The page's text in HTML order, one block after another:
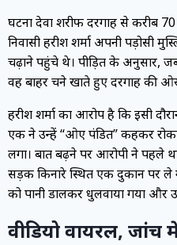
घटना देवा शरीफ दरगाह से करीब 70
निवासी हरीश शर्मा अपनी पड़ोसी
चढ़ाने पहुंचे थे। पीड़ित के अनुसार,
वह बाहर चने खाते हुए दरगाह की
हरीश शर्मा का आरोप है कि इसी
एक ने उन्हें “ओए पंडित” कहकर
लगा। बात बढ़ने पर आरोपी ने
सड़क किनारे स्थित एक दुकान पर
को पानी डालकर धुलवाया गया और
वीडियो वायरल, जांच